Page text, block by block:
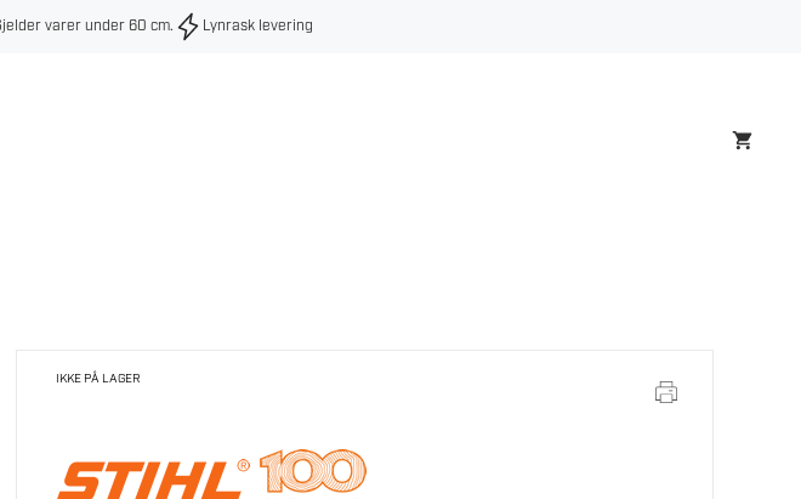
varer under 60 cm. Lynrask levering
IKKE PÅ LAGER